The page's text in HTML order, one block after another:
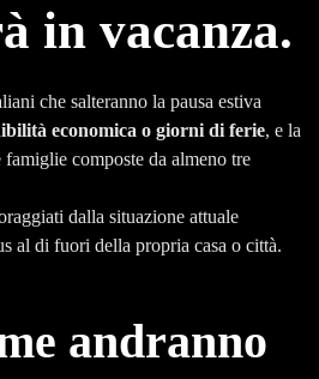
in vacanza.
che salteranno la pausa estiva
economica o giorni di ferie, e la
famiglie composte da almeno tre
dalla situazione attuale
al di fuori della propria casa o città.
andranno